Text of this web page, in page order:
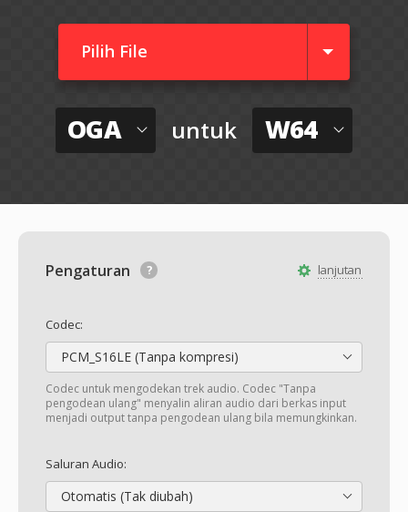
Pilih File
OGA untuk W64
lanjutan
Pengaturan
Codec:
PCM_S16LE (Tanpa kompresi)
Codec untuk mengodekan trek audio. Codec "Tanpa
pengodean ulang" menyalin aliran audio dari berkas input
menjadi output tanpa pengodean ulang bila memungkinkan.
Saluran Audio:
Otomatis (Tak diubah)